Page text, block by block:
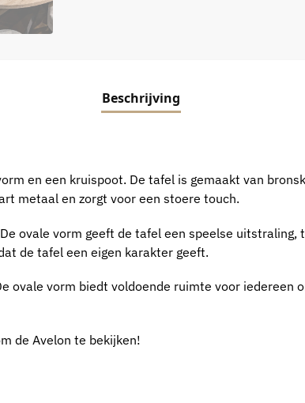
Beschrijving
en een kruispoot. De tafel is gemaakt van
metaal en zorgt voor een stoere touch.
ovale vorm geeft de tafel een speelse
de tafel een eigen karakter geeft.
ovale vorm biedt voldoende ruimte voor iedereen
de Avelon te bekijken!